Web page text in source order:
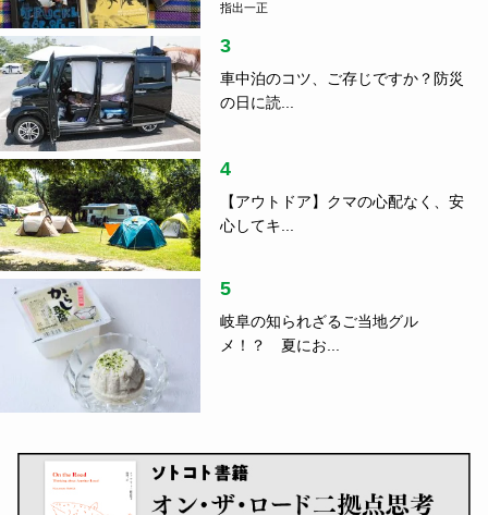
指出一正
3
車中泊のコツ、ご存じですか？防災
の日に読...
4
【アウトドア】クマの心配なく、安
心してキ...
5
岐阜の知られざるご当地グル
メ！？ 夏にお...